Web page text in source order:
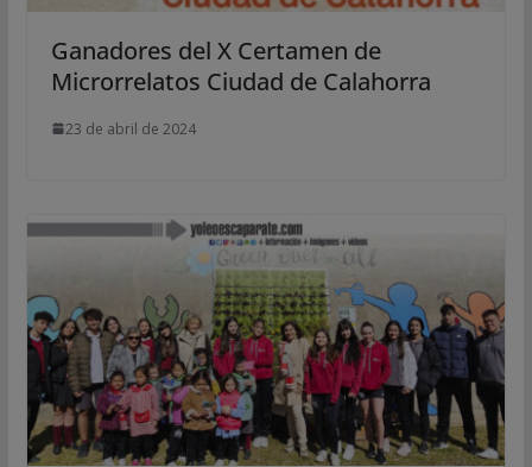
Ganadores del X Certamen de
Microrrelatos Ciudad de Calahorra
23 de abril de 2024